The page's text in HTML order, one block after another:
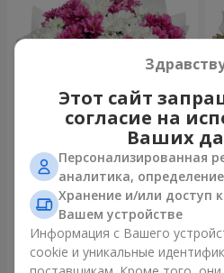
Букет "Сердечные струны"
2 656 грн
Заказать
Этот сайт
согласие на
Ваших
Персонализированная
аналитика,
Хранение и/или доступ
Вашем устройстве
Информация с Вашего
cookie и уникальные